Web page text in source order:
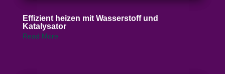
Effizient heizen mit Wasser­stoff und
Katalysator
Read More